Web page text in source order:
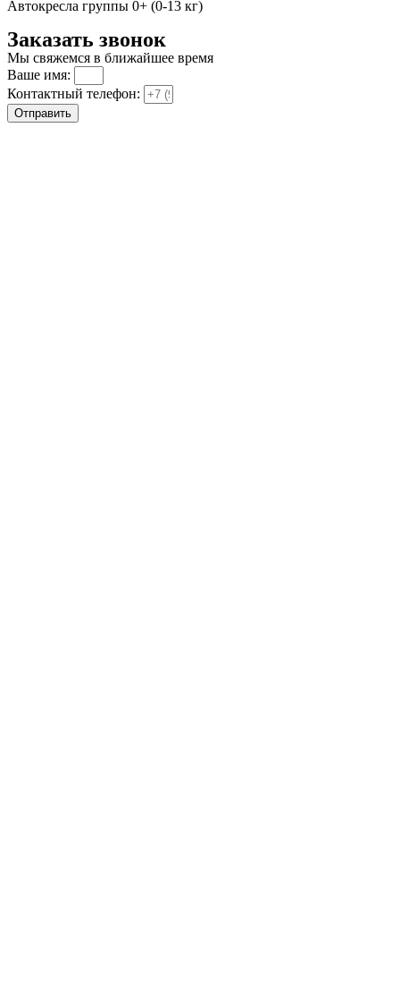
Автокресла группы 0+ (0-13 кг)
Заказать звонок
Мы свяжемся в ближайшее время
Ваше имя:
Контактный телефон:
Отправить